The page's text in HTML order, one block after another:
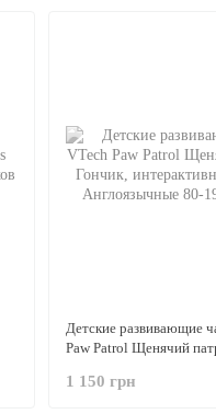
Детские развивающие
Paw Patrol Щенячий
Англоязычные
1 150 грн